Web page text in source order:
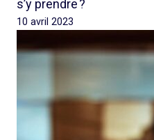
s’y prendre ?
10 avril 2023